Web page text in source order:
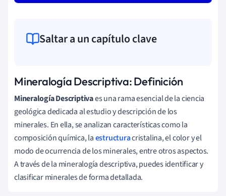
Saltar a un capítulo clave
Mineralogía Descriptiva: Definición
Mineralogía Descriptivaes una rama esencial de la ciencia
geológica dedicada al estudio y descripción de los
minerales. En ella, se analizan características como la
composición química, laestructuracristalina, el color y el
modo de ocurrencia de los minerales, entre otros aspectos.
A través de la mineralogía descriptiva, puedes identificar y
clasificar minerales de forma detallada.